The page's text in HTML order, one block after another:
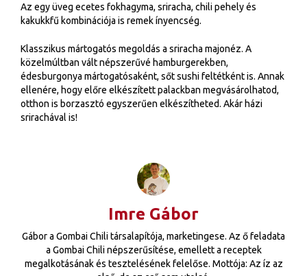
Az egy üveg ecetes fokhagyma, sriracha, chili pehely és
kakukkfű kombinációja is remek ínyencség.
Klasszikus mártogatós megoldás a sriracha majonéz. A
közelmúltban vált népszerűvé hamburgerekben,
édesburgonya mártogatósaként, sőt sushi feltétként is. Annak
ellenére, hogy előre elkészített palackban megvásárolhatod,
otthon is borzasztó egyszerűen elkészítheted. Akár házi
srirachával is!
Imre Gábor
Gábor a Gombai Chili társalapítója, marketingese. Az ő feladata
a Gombai Chili népszerűsítése, emellett a receptek
megalkotásának és tesztelésének felelőse. Mottója: Az íz az